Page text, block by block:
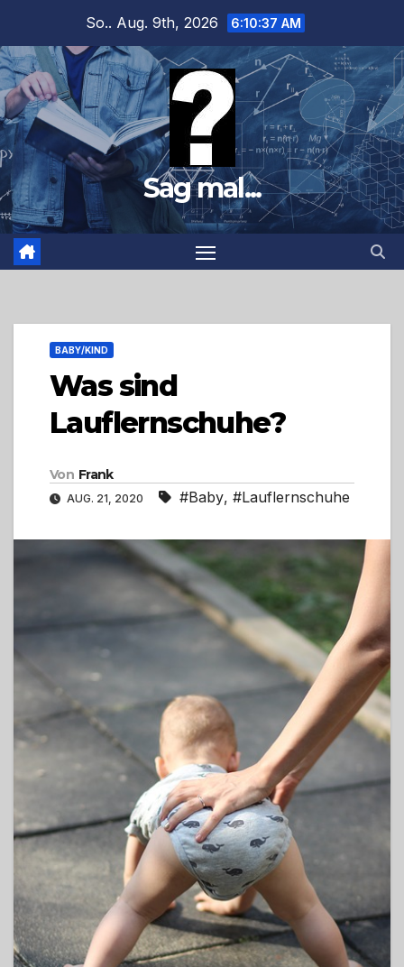
springen
So.. Aug. 9th, 2026 6:10:39 AM
Sag mal...
BABY/KIND
Was sind
Lauflernschuhe?
Von Frank
AUG. 21, 2020 #Baby, #Lauflernschuhe